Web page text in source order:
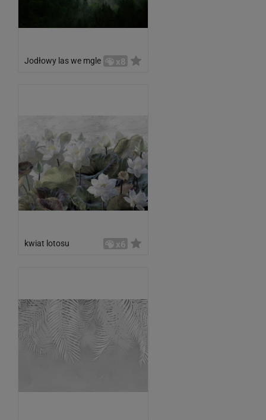
Jodłowy las we mgle x8
kwiat lotosu x6